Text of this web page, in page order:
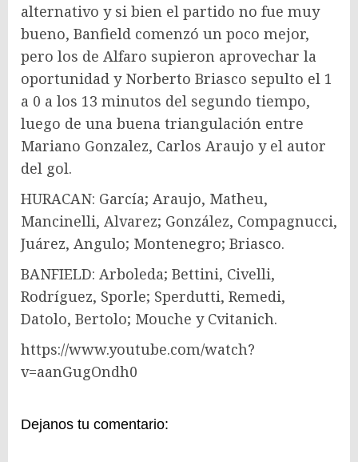
alternativo y si bien el partido no fue muy
bueno, Banfield comenzó un poco mejor,
pero los de Alfaro supieron aprovechar la
oportunidad y Norberto Briasco sepulto el 1
a 0 a los 13 minutos del segundo tiempo,
luego de una buena triangulación entre
Mariano Gonzalez, Carlos Araujo y el autor
del gol.
HURACAN: García; Araujo, Matheu,
Mancinelli, Alvarez; González, Compagnucci,
Juárez, Angulo; Montenegro; Briasco.
BANFIELD: Arboleda; Bettini, Civelli,
Rodríguez, Sporle; Sperdutti, Remedi,
Datolo, Bertolo; Mouche y Cvitanich.
https://www.youtube.com/watch?
v=aanGugOndh0
Dejanos tu comentario: